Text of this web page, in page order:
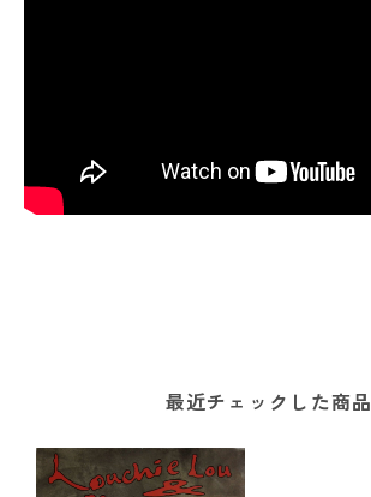
最近チェックした商品